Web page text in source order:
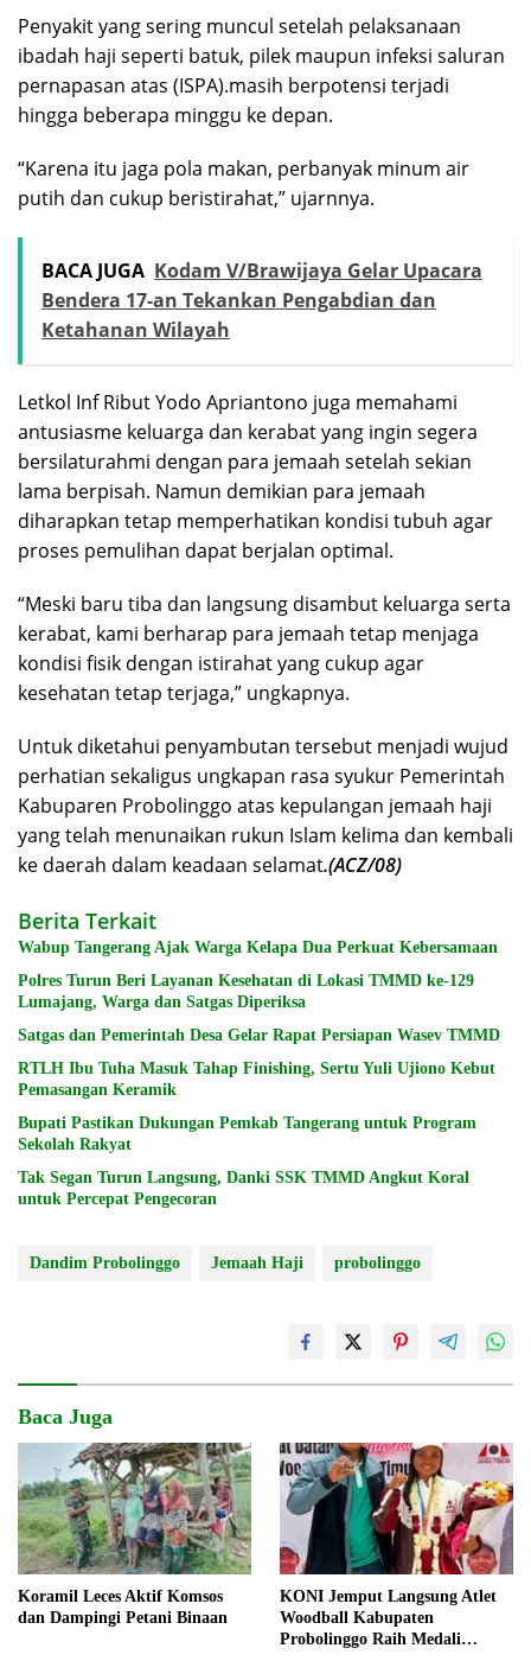
Penyakit yang sering muncul setelah pelaksanaan
ibadah haji seperti batuk, pilek maupun infeksi saluran
pernapasan atas (ISPA).masih berpotensi terjadi
hingga beberapa minggu ke depan.
“Karena itu jaga pola makan, perbanyak minum air
putih dan cukup beristirahat,” ujarnnya.
BACA JUGA Kodam V/Brawijaya Gelar Upacara
Bendera 17-an Tekankan Pengabdian dan
Ketahanan Wilayah
Letkol Inf Ribut Yodo Apriantono juga memahami
antusiasme keluarga dan kerabat yang ingin segera
bersilaturahmi dengan para jemaah setelah sekian
lama berpisah. Namun demikian para jemaah
diharapkan tetap memperhatikan kondisi tubuh agar
proses pemulihan dapat berjalan optimal.
“Meski baru tiba dan langsung disambut keluarga serta
kerabat, kami berharap para jemaah tetap menjaga
kondisi fisik dengan istirahat yang cukup agar
kesehatan tetap terjaga,” ungkapnya.
Untuk diketahui penyambutan tersebut menjadi wujud
perhatian sekaligus ungkapan rasa syukur Pemerintah
Kabuparen Probolinggo atas kepulangan jemaah haji
yang telah menunaikan rukun Islam kelima dan kembali
ke daerah dalam keadaan selamat.(ACZ/08)
Berita Terkait
Wabup Tangerang Ajak Warga Kelapa Dua Perkuat Kebersamaan
Polres Turun Beri Layanan Kesehatan di Lokasi TMMD ke-129
Lumajang, Warga dan Satgas Diperiksa
Satgas dan Pemerintah Desa Gelar Rapat Persiapan Wasev TMMD
RTLH Ibu Tuha Masuk Tahap Finishing, Sertu Yuli Ujiono Kebut
Pemasangan Keramik
Bupati Pastikan Dukungan Pemkab Tangerang untuk Program
Sekolah Rakyat
Tak Segan Turun Langsung, Danki SSK TMMD Angkut Koral
untuk Percepat Pengecoran
Dandim Probolinggo Jemaah Haji probolinggo
Baca Juga
Koramil Leces Aktif Komsos
dan Dampingi Petani Binaan
KONI Jemput Langsung Atlet
Woodball Kabupaten
Probolinggo Raih Medali